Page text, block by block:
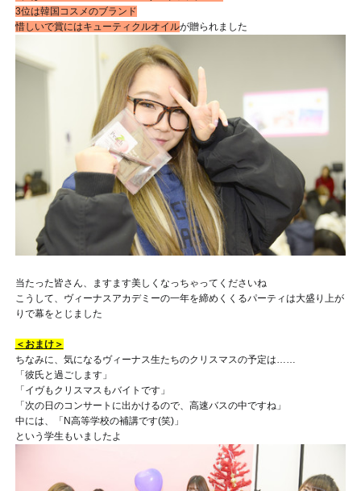
3位は韓国コスメのブランド
惜しいで賞にはキューティクルオイルが贈られました
当たった皆さん、ますます美しくなっちゃってくださいね
こうして、ヴィーナスアカデミーの一年を締めくくるパーティは大盛り上が
りで幕をとじました
＜おまけ＞
ちなみに、気になるヴィーナス生たちのクリスマスの予定は……
「彼氏と過ごします」
「イヴもクリスマスもバイトです」
「次の日のコンサートに出かけるので、高速バスの中ですね」
中には、「N高等学校の補講です(笑)」
という学生もいましたよ